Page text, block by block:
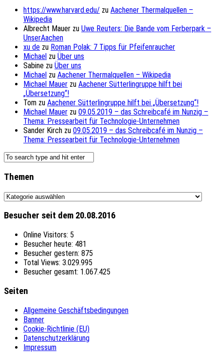
https://www.harvard.edu/ zu Aachener Thermalquellen –
Wikipedia
Albrecht Mauer zu Uwe Reuters: Die Bande vom Ferberpark –
UnserAachen
xu de zu Roman Polak: 7 Tipps für Pfeifenraucher
Michael zu Über uns
Sabine zu Über uns
Michael zu Aachener Thermalquellen – Wikipedia
Michael Mauer zu Aachener Sütterlingruppe hilft bei
„Übersetzung“!
Tom zu Aachener Sütterlingruppe hilft bei „Übersetzung“!
Michael Mauer zu 09.05.2019 – das Schreibcafé im Nunzig –
Thema: Pressearbeit für Technologie-Unternehmen
Sander Kirch zu 09.05.2019 – das Schreibcafé im Nunzig –
Thema: Pressearbeit für Technologie-Unternehmen
Themen
Themen
Besucher seit dem 20.08.2016
Online Visitors: 5
Besucher heute: 481
Besucher gestern: 875
Total Views: 3.029.995
Besucher gesamt: 1.067.425
Seiten
Allgemeine Geschäftsbedingungen
Banner
Cookie-Richtlinie (EU)
Datenschutzerklärung
Impressum